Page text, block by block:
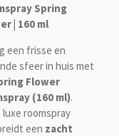
Spring
| 160 ml
een frisse en
sfeer in huis met
Flower
(160 ml).
luxe roomspray
een zacht